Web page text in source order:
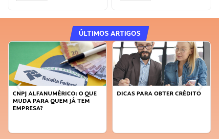
ÚLTIMOS ARTIGOS
CNPJ ALFANUMÉRICO: O QUE
MUDA PARA QUEM JÁ TEM
EMPRESA?
DICAS PARA OBTER CRÉDITO